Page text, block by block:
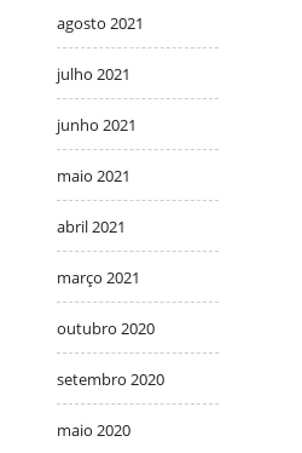
agosto 2021
julho 2021
junho 2021
maio 2021
abril 2021
março 2021
outubro 2020
setembro 2020
maio 2020